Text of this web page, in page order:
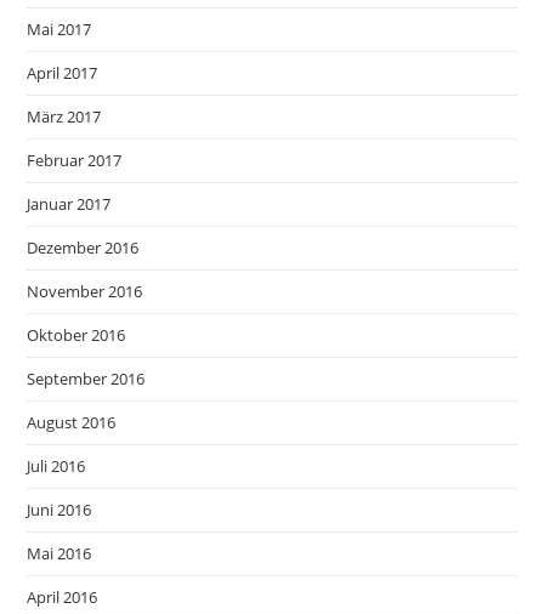
Mai 2017
April 2017
März 2017
Februar 2017
Januar 2017
Dezember 2016
November 2016
Oktober 2016
September 2016
August 2016
Juli 2016
Juni 2016
Mai 2016
April 2016